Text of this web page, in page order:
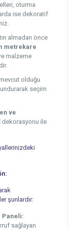
oturma
ise dekoratif
almadan önce
metrekare
malzeme
olduğu
seçim
ve
dekorasyonu ile
şunlardır:
Paneli:
sağlayan